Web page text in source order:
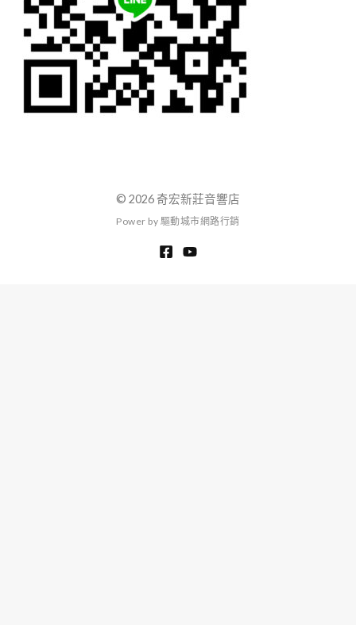
© 2026 奇宏新莊音響店
Power by 驅動城市網路行銷